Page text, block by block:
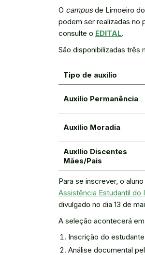
O campusde Limoeiro
podem ser realizadas no
consulte o EDITAL.
São disponibilizadas três
Tipo de auxílio
Auxílio Permanência
Auxílio Moradia
Auxílio Discentes
Mães/Pais
Para se inscrever, o
Assistência Estudantil do
divulgado no dia 13 de
A seleção acontecerá
Inscrição do
Análise documental